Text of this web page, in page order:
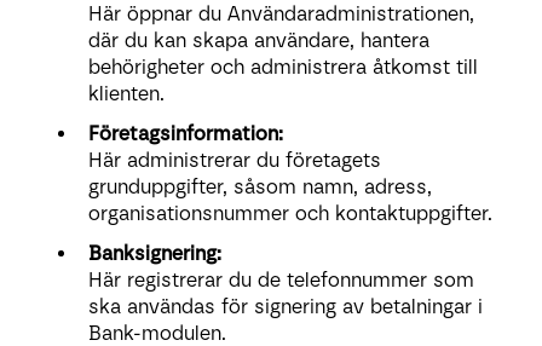
Här öppnar du Användaradministrationen,
där du kan skapa användare, hantera
behörigheter och administrera åtkomst till
klienten.
Företagsinformation:
Här administrerar du företagets
grunduppgifter, såsom namn, adress,
organisationsnummer och kontaktuppgifter.
Banksignering:
Här registrerar du de telefonnummer som
ska användas för signering av betalningar i
Bank-modulen.